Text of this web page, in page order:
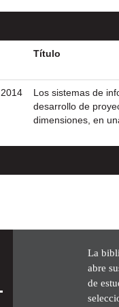
Título
2014
Los sistemas de
desarrollo de
dimensiones, en
La
abre
de